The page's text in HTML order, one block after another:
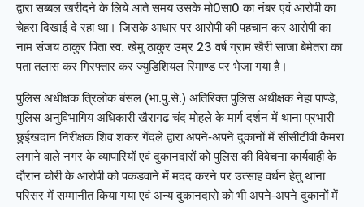
द्वारा सब्बल खरीदने के लिये आते समय उसके मो0सा0 का नंबर एवं आरोपी का
चेहरा दिखाई दे रहा था। जिसके आधार पर आरोपी की पहचान कर आरोपी का
नाम संजय ठाकुर पिता स्व. खेमु ठाकुर उम्र 23 वर्ष ग्राम खैरी साजा बेमेतरा का
पता तलास कर गिरफ्तार कर ज्युडिशियल रिमाण्ड पर भेजा गया है।
पुलिस अधीक्षक त्रिलोक बंसल (भा.पु.से.) अतिरिक्त पुलिस अधीक्षक नेहा पाण्डे,
पुलिस अनुविभागिय अधिकारी खैरागढ चंद मोहले के मार्ग दर्शन में थाना प्रभारी
छुईखदान निरीक्षक शिव शंकर गेंदले द्वारा अपने-अपने दुकानों में सीसीटीवी कैमरा
लगाने वाले नगर के व्यापारियों एवं दुकानदारों को पुलिस की विवेचना कार्यवाही के
दौरान चोरी के आरोपी को पकडवाने में मदद करने पर उत्साह वर्धन हेतु थाना
परिसर में सम्मानीत किया गया एवं अन्य दुकानदारो को भी अपने-अपने दुकानों में